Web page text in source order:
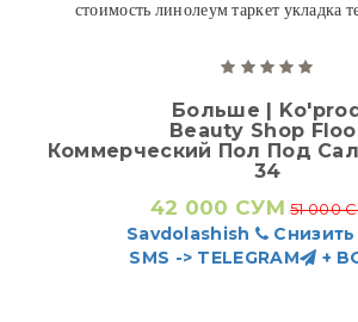
Больше |
Beauty Shop
Коммерческий Пол Под
34
42 000 СУМ 51 000
Savdolashish
SMS -> TELEGRAM
+